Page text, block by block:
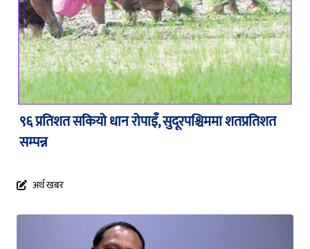
९६ प्रतिशत सकियो धान रोपाइँ, सुदूरपश्चिममा शतप्रतिशत
सम्पन्न
अर्थ खबर